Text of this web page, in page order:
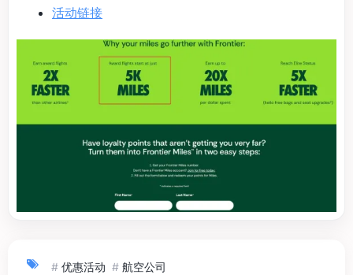
活动链接
# 优惠活动 # 航空公司